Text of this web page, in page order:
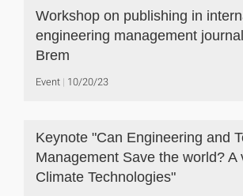
Workshop on publishing in
engineering management
Brem
Event 10/20/23
Keynote "Can Engineering and
Management Save the world? A
Climate Technologies"